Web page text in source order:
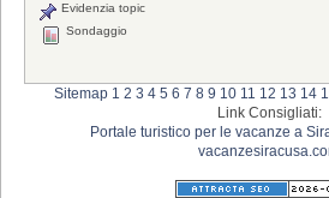
Evidenzia topic
Sondaggio
Sitemap 1 2 3 4 5 6 7 8 9 10 11 12 13 14
Link Consigliati:
Portale turistico per le vacanze a